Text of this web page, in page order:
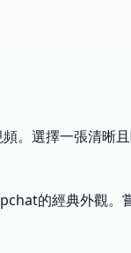
。選擇一張清晰
的經典外觀。